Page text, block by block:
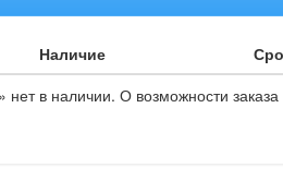
Наличие
нет в наличии. О возможности